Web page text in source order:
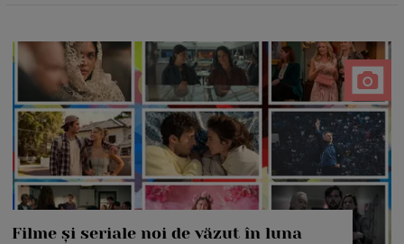
Filme și seriale noi de văzut în luna